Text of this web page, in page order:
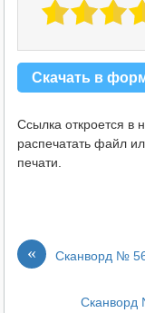
Скачать в
Ссылка откроется в
распечатать файл
печати.
« Сканворд №
Сканворд